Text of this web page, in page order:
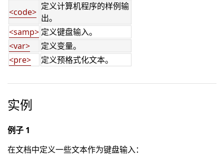
<code>
定义计算机程序的样例输
出。
<samp> 定义键盘输入。
<var>
定义变量。
<pre>
定义预格式化文本。
实例
例子 1
在文档中定义一些文本作为键盘输入：